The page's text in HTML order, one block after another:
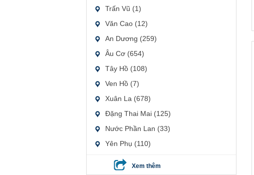
Trấn Vũ (1)
Văn Cao (12)
An Dương (259)
Âu Cơ (654)
Tây Hồ (108)
Ven Hồ (7)
Xuân La (678)
Đặng Thai Mai (125)
Nước Phần Lan (33)
Yên Phụ (110)
Xem thêm